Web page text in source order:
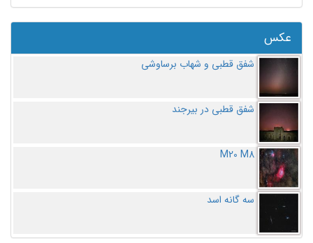
عکس
شفق قطبی و شهاب برساوشی
شفق قطبی در بیرجند
M20 M8
سه گانه اسد